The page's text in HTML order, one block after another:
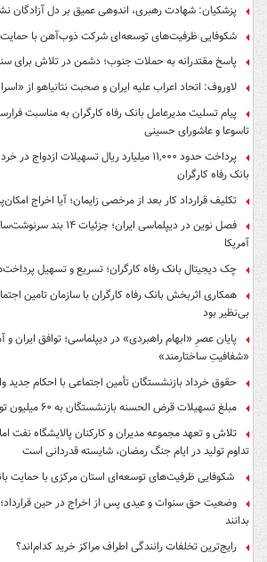
پزشکیان: شهادت رهبری، اندوهی عمیق بر دل آزادگان
شکوفایی ظرفیت‌های توسعه‌ای شرکت ذوب‌آهن با حمایت‌
پاسخ مقتدرانه به حملات جنوب؛ دشمن در تلاش برای
لاوروف: اتحاد اعراب علیه ایران و صحبت نتانیاهو از
پیام تسلیت مدیرعامل بانک رفاه کارگران به مناسبت
تاسوعا و عاشورای حسینی
پرداخت حدود ۱۱,۰۰۰ میلیارد ریال تسهیلات
بانک رفاه کارگران
تکلیف قرارداد کار بعد از مرخصی زایمان؛ آیا اخراج
فصل نوین در دیپلماسی ایران؛
آمریکا
چک دیجیتال بانک رفاه کارگران؛ تسریع و تسهیل
همکاری اثربخش بانک رفاه کارگران با سازمان تامین
بی‌نظیر بود
پایان عصرِ «ابهام راهبردی» در دیپلماسی؛ توافق ایران و
«شفافیتِ ساختارمند»
حقوق خرداد بازنشستگان تأمین اجتماعی با احکام جدید
مبلغ تسهیلات قرض الحسنه بازنشستگان به ۶۰ میلیون تومان افزایش یافت
تلاش و تعهد مجموعه مدیران و کارکنان پالایشگاه نفت
تداوم تولید در ایام جنگ رمضان، شایسته قدردانی است
شکوفایی ظرفیت‌های توسعه‌ای استان مرکزی با حمایت
وضعیت حق سنوات و عیدی پس از اخراج در حین قرارداد؛
بدانند
رایج‌ترین تخلفات رانندگی اطراف مراکز خرید کدام‌اند؟